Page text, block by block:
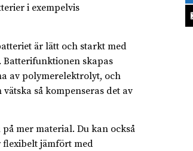
i exempelvis
är lätt och starkt med
skapas
av polymerelektrolyt, och
så kompenseras det av
mer material. Du kan också
jämfört med